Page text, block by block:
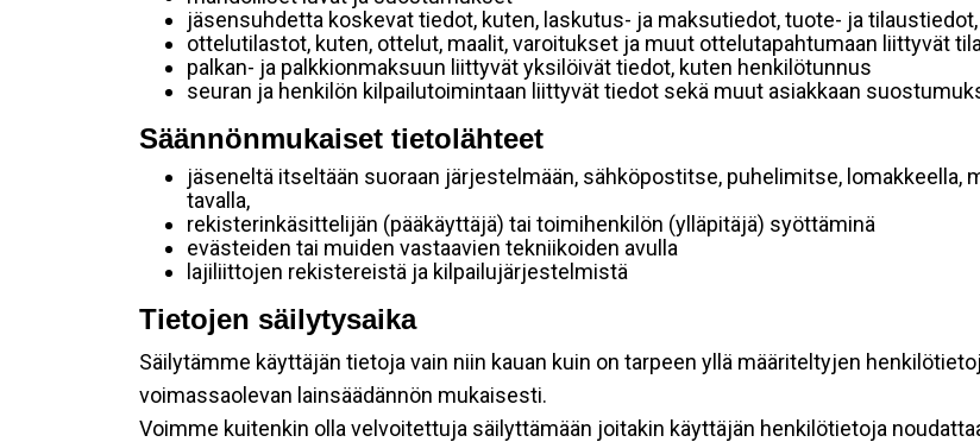
jäsensuhdetta koskevat tiedot, kuten, laskutus- ja maksutiedot, tuote- ja
ottelutilastot, kuten, ottelut, maalit, varoitukset ja muut ottelutapahtumaan liittyvät
palkan- ja palkkionmaksuun liittyvät yksilöivät tiedot, kuten henkilötunnus
seuran ja henkilön kilpailutoimintaan liittyvät tiedot sekä muut asiakkaan
Säännönmukaiset tietolähteet
jäseneltä itseltään suoraan järjestelmään, sähköpostitse, puhelimitse, lomakkeella,
tavalla,
rekisterinkäsittelijän (pääkäyttäjä) tai toimihenkilön (ylläpitäjä) syöttäminä
evästeiden tai muiden vastaavien tekniikoiden avulla
lajiliittojen rekistereistä ja kilpailujärjestelmistä
Tietojen säilytysaika
Säilytämme käyttäjän tietoja vain niin kauan kuin on tarpeen yllä määriteltyjen
voimassaolevan lainsäädännön mukaisesti.
Voimme kuitenkin olla velvoitettuja säilyttämään joitakin käyttäjän henkilötietoja